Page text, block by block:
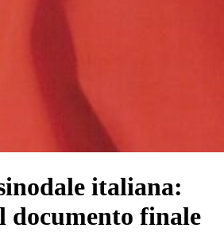
italiana:
documento finale